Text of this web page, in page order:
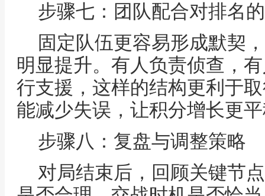
步骤七：团队配合对排名
固定队伍更容易形成默契
明显提升。有人负责侦查，
行支援，这样的结构更利于
能减少失误，让积分增长更
步骤八：复盘与调整策略
对局结束后，回顾关键节